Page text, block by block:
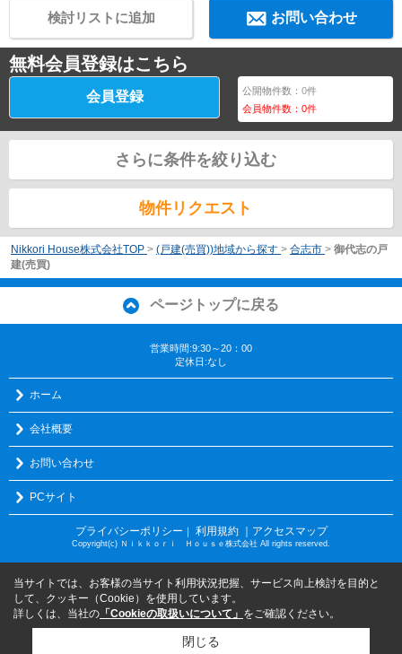
お問い合わせ
検討リストに追加
無料会員登録はこちら
会員登録 公開物件数：0件
会員物件数：0件
さらに条件を絞り込む
物件リクエスト
Nikkori House株式会社TOP > (戸建(売買))地域から探す > 合志市 > 御代志の戸
建(売買)
ページトップに戻る
営業時間:9:30～20：00
定休日:なし
ホーム
会社概要
お問い合わせ
PCサイト
プライバシーポリシー ｜ 利用規約 ｜アクセスマップ
Copyright(c) Ｎｉｋｋｏｒｉ Ｈｏｕｓｅ株式会社 All rights reserved.
当サイトでは、お客様の当サイト利用状況把握、サービス向上検討を目的と
して、クッキー（Cookie）を使用しています。
詳しくは、当社の 「Cookieの取扱いについて」 をご確認ください。
閉じる